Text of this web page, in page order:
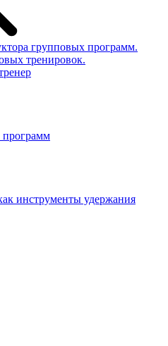
групповых программ.
тренировок.
программ
инструменты удержания